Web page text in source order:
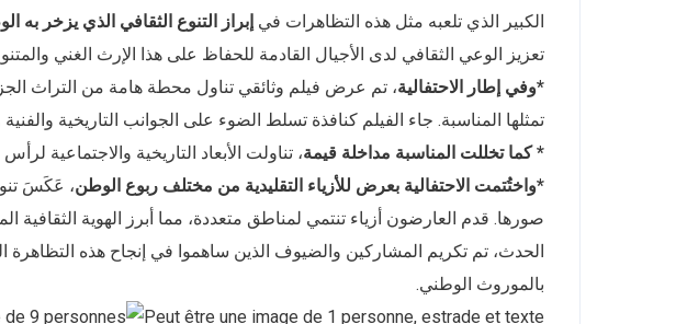
الكبير الذي تلعبه مثل هذه التظاهرات في إبراز التنوع الثقافي الذي يزخر به
تعزيز الوعي الثقافي لدى الأجيال القادمة للحفاظ على هذا الإرث الغني
*وفي إطار الاحتفالية، تم عرض فيلم وثائقي تناول محطة هامة من التراث
تمثلها المناسبة. جاء الفيلم كنافذة تسلط الضوء على الجوانب التاريخية والفنية
* كما تخللت المناسبة مداخلة قيمة، تناولت الأبعاد التاريخية والاجتماعية لرأس
*واختُتمت الاحتفالية بعرض للأزياء التقليدية من مختلف ربوع الوطن، عَكَسَ
صورها. قدم العارضون أزياء تنتمي لمناطق متعددة، مما أبرز الهوية الثقافية
الحدث، تم تكريم المشاركين والضيوف الذين ساهموا في إنجاح هذه التظاهرة
بالموروث الوطني.